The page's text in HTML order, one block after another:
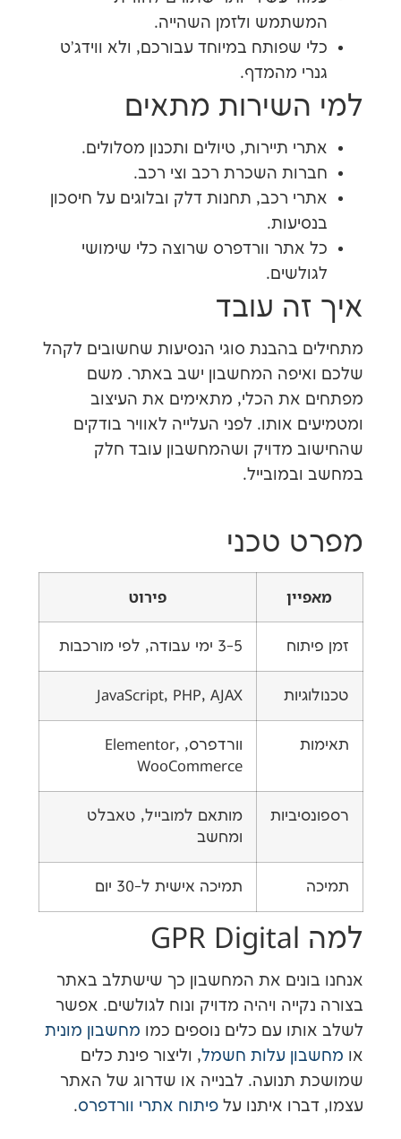
ולזמן השהייה.
שפותח במיוחד עבורכם, ולא ווידג'ט
מתאים
תיירות, טיולים ותכנון מסלולים.
השכרת רכב וצי רכב.
רכב, תחנות דלק ובלוגים על חיסכון
אתר וורדפרס שרוצה כלי שימושי
עובד
בהבנת סוגי הנסיעות שחשובים לקהל
המחשבון ישב באתר. משם
את הכלי, מתאימים את העיצוב
אותו. לפני העלייה לאוויר בודקים
מדויק ושהמחשבון עובד חלק
טכני
3-5 ימי עבודה, לפי מורכבות
JavaScript, PHP, AJAX
וורדפרס, Elementor,
WooCommerce
מותאם למובייל, טאבלט
תמיכה אישית ל-30 יום
את המחשבון כך שישתלב באתר
ויהיה מדויק ונוח לגולשים. אפשר
עם כלים נוספים כמומחשבון מונית
עלות חשמל, וליצור פינת כלים
תנועה. לבנייה או שדרוג של האתר
איתנו עלפיתוח אתרי וורדפרס.